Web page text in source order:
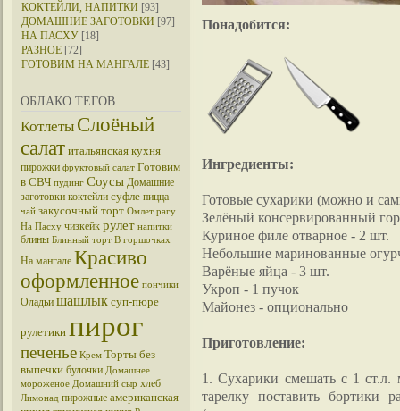
КОКТЕЙЛИ, НАПИТКИ [93]
ДОМАШНИЕ ЗАГОТОВКИ [97]
НА ПАСХУ [18]
РАЗНОЕ [72]
ГОТОВИМ НА МАНГАЛЕ [43]
ОБЛАКО ТЕГОВ
Котлеты Слоёный
салат итальянская кухня
пирожки фруктовый салат Готовим
в СВЧ пудинг Соусы Домашние
заготовки коктейли суфле пицца
чай закусочный торт Омлет рагу
На Пасху чизкейк рулет напитки
блины Блинный торт В горшочках
На мангале Красиво
оформленное пончики
Оладьи шашлык суп-пюре
рулетики пирог
печенье Крем Торты без
выпечки булочки Домашнее
мороженое Домашний сыр хлеб
Лимонад пирожные американская
Понадобится:
Ингредиенты:
Готовые сухарики (можно и
Зелёный консервированный
Куриное филе отварное - 2 шт.
Небольшие маринованные
Варёные яйца - 3 шт.
Укроп - 1 пучок
Майонез - опционально
Приготовление:
1. Сухарики смешать с 1 ст.л.
тарелку поставить бортики